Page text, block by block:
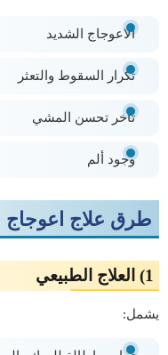
الاعوجاج الشديد
تكرار السقوط والتعثر
تأخر تحسن المشي
وجود ألم
طرق علاج اعوجاج
1) العلاج الطبيعي
يشمل: